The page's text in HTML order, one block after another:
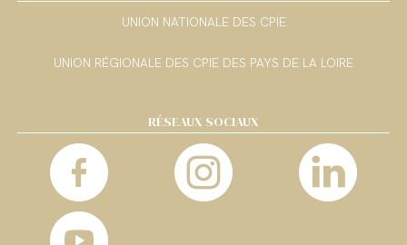
UNION NATIONALE DES CPIE
UNION RÉGIONALE DES CPIE DES PAYS DE LA LOIRE
RÉSEAUX SOCIAUX